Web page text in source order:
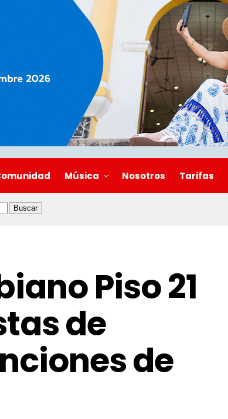
Música Nosotros Tarifas
Piso 21
de
de